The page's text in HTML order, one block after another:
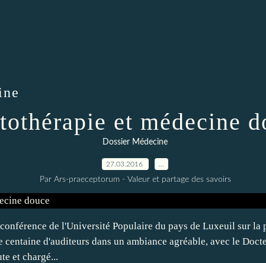
et médecine
Dossier Médecine
27.03.2016
Par Ars-praeceptorum - Valeur et partage des savoirs
de l'Université Populaire du pays de Luxeuil sur la
centaine d'auditeurs dans un ambiance agréable, avec le
et chargé...